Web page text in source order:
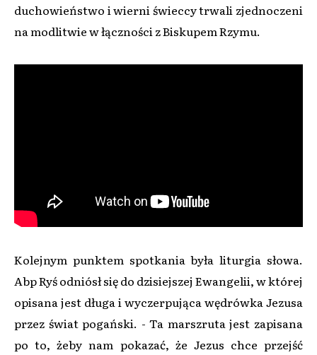
duchowieństwo i wierni świeccy trwali zjednoczeni
na modlitwie w łączności z Biskupem Rzymu.
Kolejnym punktem spotkania była liturgia słowa.
Abp Ryś odniósł się do dzisiejszej Ewangelii, w której
opisana jest długa i wyczerpująca wędrówka Jezusa
przez świat pogański. - Ta marszruta jest zapisana
po to, żeby nam pokazać, że Jezus chce przejść